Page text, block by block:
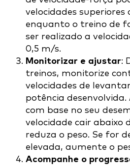
velocidades superiores
enquanto o treino de
ser realizado a
0,5 m/s.
Monitorizar e ajustar:
treinos, monitorize
velocidades de
potência desenvolvida.
com base no seu
velocidade cair abaixo
reduza o peso. Se for
elevada, aumente o
Acompanhe o